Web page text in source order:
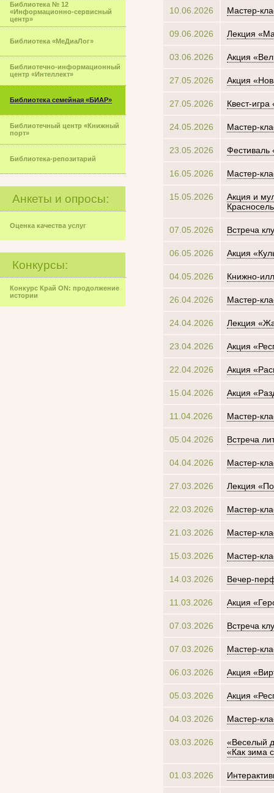
Библиотека № 12
«Информационно-сервисный
центр»
Библиотека «МеДиаЛог»
Библиотечно-информационный
центр «Интеллект»
Библиотека семейная «БИАР»
Библиотечный центр «Книжный
порт»
Библиотека-репозитарий
Анкеты и опросы:
Оценка качества услуг
Конкурсы:
Конкурс Край ON: продолжение
истории
10.06.2026 Мастер-
09.06.2026 Лекция
03.06.2026 Акция
27.05.2026 Акция
27.05.2026 Квест-
24.05.2026 Мастер-
23.05.2026 Фестиваль
16.05.2026 Мастер-
15.05.2026
Акция и
07.05.2026 Встреча
06.05.2026 Акция
04.05.2026 Книжно-
26.04.2026 Мастер-
24.04.2026 Лекция
23.04.2026 Акция
22.04.2026 Акция
15.04.2026 Акция
11.04.2026 Мастер-
05.04.2026 Встреча
04.04.2026 Мастер-
27.03.2026 Лекция
22.03.2026 Мастер-
21.03.2026 Мастер-
15.03.2026 Мастер-
14.03.2026 Вечер-
11.03.2026 Акция
07.03.2026 Встреча
07.03.2026 Мастер-
06.03.2026 Акция
05.03.2026 Акция
04.03.2026 Мастер-
03.03.2026
«Веселый
«Как зима
01.03.2026